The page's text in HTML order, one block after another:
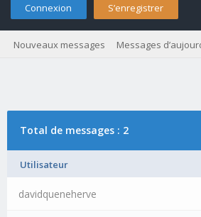
Connexion S’enregistrer
Nouveaux messages Messages
Total de messages : 2
Utilisateur
davidqueneherve